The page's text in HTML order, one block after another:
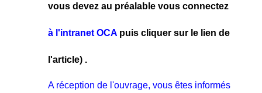
vous devez au préalable vous connectez
à l'intranet OCA puis cliquer sur le lien de
l'article) .
A réception de l'ouvrage, vous êtes informés